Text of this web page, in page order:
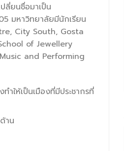
ลี่ยนชื่อมาเป็น
มหาวิทยาลัยมีนักเรียน
City South, Gosta
of Jewellery
and Performing
ให้เป็นเมืองที่มีประชากรที่
าน